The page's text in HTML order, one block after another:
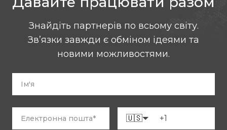
Знайдіть партнерів по всьому світу.
Зв’язки завжди є обміном ідеями та
новими можливостями.
🇺🇸